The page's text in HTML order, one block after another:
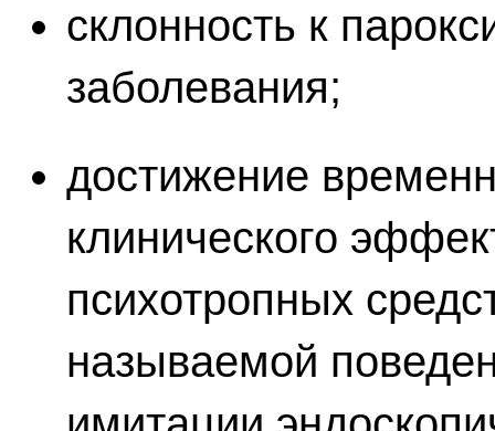
склонность к
заболевания;
достижение
клинического
психотропных
называемой